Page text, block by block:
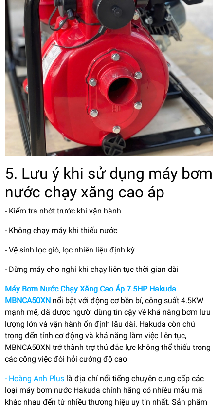
5. Lưu ý khi sử dụng máy bơm
nước chạy xăng cao áp
- Kiểm tra nhớt trước khi vận hành
- Không chạy máy khi thiếu nước
- Vệ sinh lọc gió, lọc nhiên liệu định kỳ
- Dừng máy cho nghỉ khi chạy liên tục thời gian dài
Máy Bơm Nước Chạy Xăng Cao Áp 7.5HP Hakuda
MBNCA50XN nổi bật với động cơ bền bỉ, công suất 4.5KW
mạnh mẽ, đã được người dùng tin cậy về khả năng bơm lưu
lượng lớn và vận hành ổn định lâu dài. Hakuda còn chú
trọng đến tính cơ động và khả năng làm việc liên tục,
MBNCA50XN trở thành trợ thủ đắc lực không thể thiếu trong
các công việc đòi hỏi cường độ cao
- Hoàng Anh Plus là địa chỉ nổi tiếng chuyên cung cấp các
loại máy bơm nước Hakuda chính hãng có nhiều mẫu mã
khác nhau đến từ nhiều thương hiệu uy tín nhất. Sản phẩm